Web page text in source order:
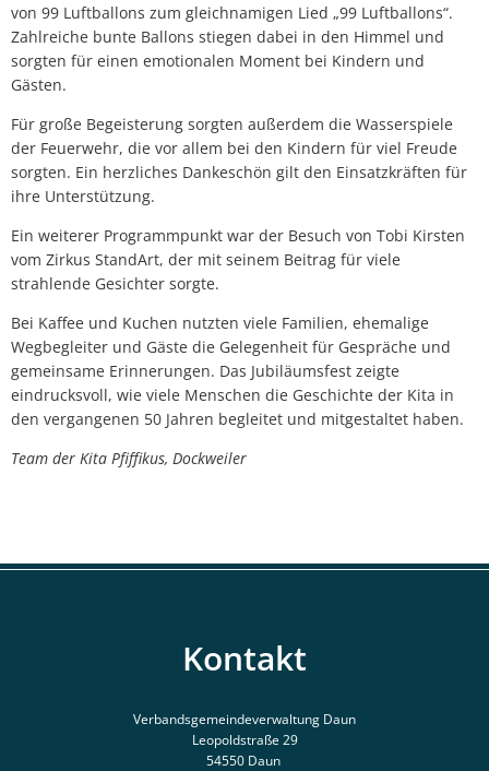
von 99 Luftballons zum gleichnamigen Lied „99 Luftballons“.
Zahlreiche bunte Ballons stiegen dabei in den Himmel und
sorgten für einen emotionalen Moment bei Kindern und
Gästen.
Für große Begeisterung sorgten außerdem die Wasserspiele
der Feuerwehr, die vor allem bei den Kindern für viel Freude
sorgten. Ein herzliches Dankeschön gilt den Einsatzkräften für
ihre Unterstützung.
Ein weiterer Programmpunkt war der Besuch von Tobi Kirsten
vom Zirkus StandArt, der mit seinem Beitrag für viele
strahlende Gesichter sorgte.
Bei Kaffee und Kuchen nutzten viele Familien, ehemalige
Wegbegleiter und Gäste die Gelegenheit für Gespräche und
gemeinsame Erinnerungen. Das Jubiläumsfest zeigte
eindrucksvoll, wie viele Menschen die Geschichte der Kita in
den vergangenen 50 Jahren begleitet und mitgestaltet haben.
Team der Kita Pfiffikus, Dockweiler
Kontakt
Verbandsgemeindeverwaltung Daun
Leopoldstraße 29
54550 Daun